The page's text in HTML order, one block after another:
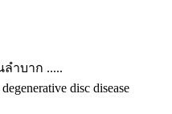
ำบาก .....
disc disease